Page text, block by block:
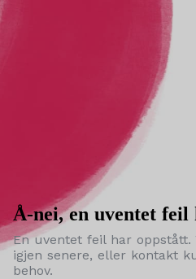
Å-nei, en uventet feil
En uventet feil har oppstått.
igjen senere, eller kontakt
behov.